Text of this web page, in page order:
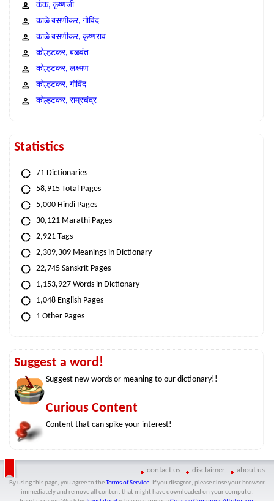
कंक, कृष्णजी
काळे बसणीकर, गोविंद
काळे बसणीकर, कृष्णराव
कोल्हटकर, बळवंत
कोल्हटकर, लक्ष्मण
कोल्हटकर, गोविंद
कोल्हटकर, राम्रचंद्र
Statistics
71 Dictionaries
58,915 Total Pages
5,000 Hindi Pages
30,121 Marathi Pages
2,921 Tags
2,309,309 Meanings in Dictionary
22,745 Sanskrit Pages
1,153,927 Words in Dictionary
1,048 English Pages
1 Other Pages
Suggest a word!
Suggest new words or meaning to our dictionary!!
Curious Content
Content that can spike your interest!
contact us disclaimer about us
By using this page, you agree to the Terms of Service. If you disagree, please close your browser
immediately and remove all content that might have downloaded on your computer.